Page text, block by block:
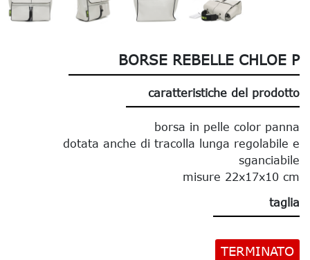
BORSE REBELLE CHLOE P
caratteristiche del prodotto
borsa in pelle color panna
dotata anche di tracolla lunga regolabile e
sganciabile
misure 22x17x10 cm
taglia
TERMINATO